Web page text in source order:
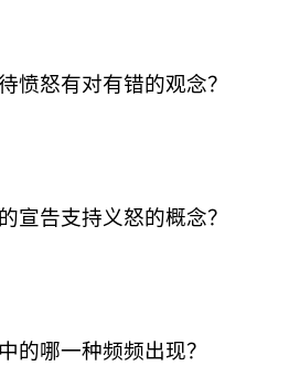
愤怒有对有错的观念？
宣告支持义怒的概念？
的哪一种频频出现？